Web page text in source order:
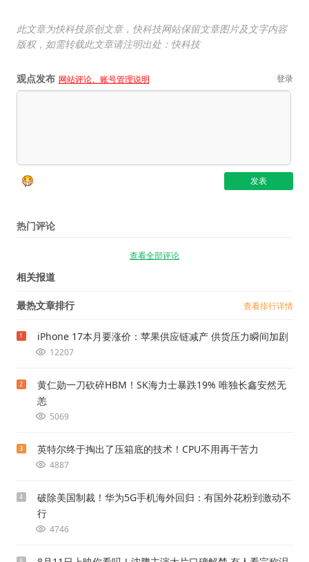
此文章为快科技原创文章，快科技网站保留文章图片及文字内容
版权，如需转载此文章请注明出处：快科技
观点发布 网站评论、账号管理说明 登录
热门评论
查看全部评论
相关报道
最热文章排行 查看排行详情
1 iPhone 17本月要涨价：苹果供应链减产 供货压力瞬间加剧
12207
2
黄仁勋一刀砍碎HBM！SK海力士暴跌19% 唯独长鑫安然无
恙
5069
3 英特尔终于掏出了压箱底的技术！CPU不用再干苦力
4887
4
破除美国制裁！华为5G手机海外回归：有国外花粉到激动不
行
4746